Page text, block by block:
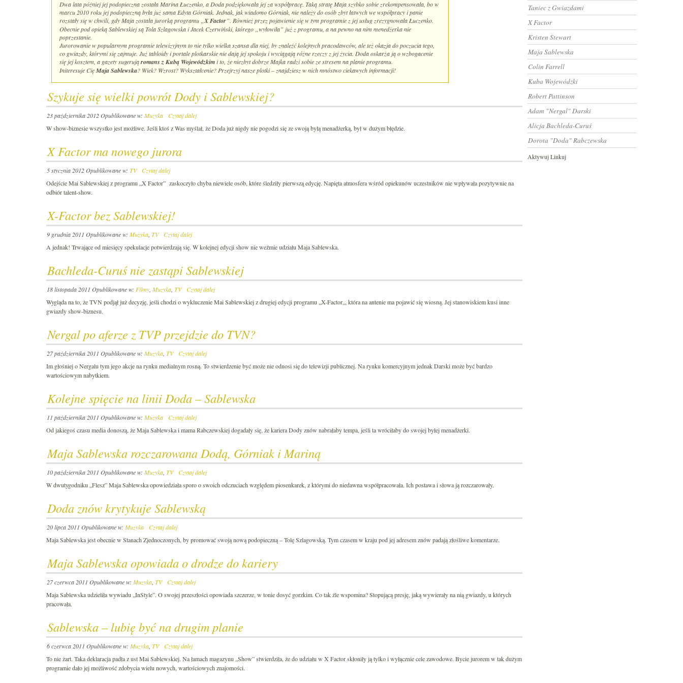
Dwa lata później jej podopieczna została Marina Łuczenko, a Doda podziękowała jej za współpracę. Taką stratę Maja szybko sobie zrekompensowała, bo w
marcu 2010 roku jej podopieczną była już sama Edyta Górniak. Jednak, jak wiadomo Górniak, nie należy do osób zbyt łatwych we współpracy i panie
rozstały się w chwili, gdy Maja została jurorką programu „ X Factor”. Również przez pojawienie się w tym programie z jej usług zrezygnowała Łuczenko.
Obecnie pod opieką Sablewskiej są Tola Szlagowska i Jacek Czerwiński, którego „wyłowiła” już z programu, a na pewno na nim menedżerka nie
poprzestanie.
Jurorowanie w popularnym programie telewizyjnym to nie tylko wielka szansa dla niej, by znaleźć kolejnych pracodawców, ale też okazja do poczucia tego,
co gwiazdy, którymi się zajmuje. Już tabloidy i portale plotkarskie nie dają jej spokoju i wyciągają różne rzeczy z jej życia. Doda oskarża ją o wzbogacenie
się jej kosztem, a gazety sugerująromans z Kubą Wojewódzkimi to, że niezbyt dobrze Majka radzi sobie ze stresem na planie programu.
Initeresuje CięMaja Sablewska? Wiek? Wzrost? Wykształcenie? Przejrzyj nasze plotki – znajdziesz w nich mnóstwo ciekawych informacji!
Szykuje się wielki powrót Dody i Sablewskiej?
23 października 2012Opublikowane w: Muzyka
Czytaj dalej
W show-biznesie wszystko jest możliwe. Jeśli ktoś z Was myślał, że Doda już nigdy nie pogodzi się ze swoją byłą menadżerką, był w dużym błędzie.
X Factor ma nowego jurora
5 stycznia 2012Opublikowane w: TV
Czytaj dalej
Odejście Mai Sablewskiej z programu „X Factor” zaskoczyło chyba niewiele osób, które śledziły pierwszą edycję. Napięta atmosfera wśród opiekunów uczestników nie wpływała pozytywnie na
odbiór talent-show.
X-Factor bez Sablewskiej!
9 grudnia 2011 Opublikowane w: Muzyka TV
Czytaj dalej
A jednak! Trwające od miesięcy spekulacje potwierdzają się. W kolejnej edycji show nie weźmie udziału Maja Sablewska.
Bachleda-Curuś nie zastąpi Sablewskiej
18 listopada 2011 Opublikowane w: Filmy Muzyka TV
Czytaj dalej
Wygląda na to, że TVN podjął już decyzję, jeśli chodzi o wykluczenie Mai Sablewskiej z drugiej edycji programu „X-Factor„, która na antenie ma pojawić się wiosną. Jej stanowiskiem kusi inne
gwiazdy show-biznesu.
Nergal po aferze z TVP przejdzie do TVN?
27 października 2011 Opublikowane w: Muzyka TV
Czytaj dalej
Im głośniej o Nergalu tym jego akcje na rynku medialnym rosną. To stwierdzenie być może nie odnosi się do telewizji publicznej. Na rynku komercyjnym jednak Darski może być bardzo
wartościowym nabytkiem.
Kolejne spięcie na linii Doda – Sablewska
11 października 2011 Opublikowane w: Muzyka
Czytaj dalej
Od jakiegoś czasu media donoszą, że Maja Sablewska i mama Rabczewskiej dogadały się, że kariera Dody znów nabrałaby tempa, jeśli ta wróciłaby do swojej byłej menadżerki.
Maja Sablewska rozczarowana Dodą, Górniak i Mariną
10 października 2011 Opublikowane w: Muzyka TV
Czytaj dalej
W dwutygodniku „Flesz” Maja Sablewska opowiedziała sporo o swoich odczuciach względem piosenkarek, z którymi do niedawna współpracowała. Ich postawa i słowa ją rozczarowały.
Doda znów krytykuje Sablewską
20 lipca 2011 Opublikowane w: Muzyka
Czytaj dalej
Maja Sablewska jest obecnie w Stanach Zjednoczonych, by promować swoją nową podopieczną – Tolę Szlagowską. Tym czasem w kraju pod jej adresem znów padają złośliwe komentarze.
Maja Sablewska opowiada o drodze do kariery
27 czerwca 2011 Opublikowane w: Muzyka TV
Czytaj dalej
Maja Sablewska udzieliła wywiadu „InStyle”. O swojej przeszłości opowiada szczerze, w tonie dosyć gorzkim. Co tak źle wspomina? Stopującą presję, jaką wywierały na nią gwiazdy, u których
pracowała.
Sablewska – lubię być na drugim planie
6 czerwca 2011 Opublikowane w: Muzyka TV
Czytaj dalej
To nie żart. Taka deklaracja padła z ust Mai Sablewskiej. Na łamach magazynu „Show” stwierdziła, że do udziału w X Factor skłoniły ją tylko i wyłącznie cele zawodowe. Bycie jurorem w tak dużym
programie dało jej możliwość zdobycia wielu nowych, wartościowych znajomości.
Taniec z Gwiazdami
X Factor
Kristen Stewart
Maja Sablewska
Colin Farrell
Kuba Wojewódzki
Robert Pattinson
Adam "Nergal" Darski
Alicja Bachleda-Curuś
Dorota "Doda" Rabczewska
Aktywuj Linkuj